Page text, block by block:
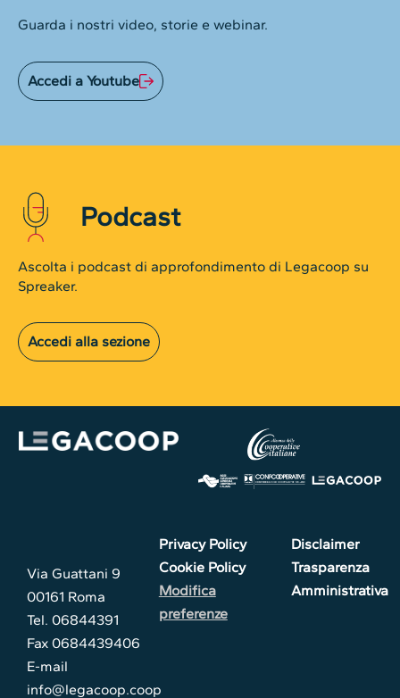
Guarda i nostri video, storie e webinar.
Accedi a Youtube
Podcast
Ascolta i podcast di approfondimento di Legacoop su
Spreaker.
Accedi alla sezione
Via Guattani 9
00161 Roma
Tel. 06844391
Fax 0684439406
E-mail
info@legacoop.coop
Privacy Policy
Cookie Policy
Modifica
preferenze
Disclaimer
Trasparenza
Amministrativa